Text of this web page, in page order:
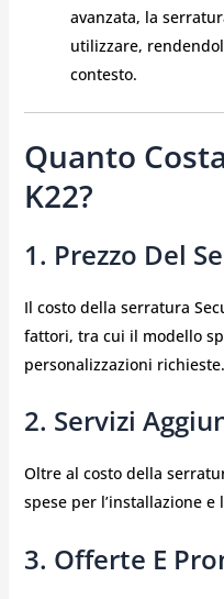
avanzata, la
utilizzare,
contesto.
Quanto
K22?
1. Prezzo Del
Il costo della serratura
fattori, tra cui il modello
personalizzazioni richieste.
2. Servizi
Oltre al costo della
spese per l’installazione
3. Offerte E